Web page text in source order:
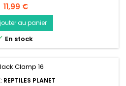
essentiel pour les espèces qui se
et pour celles qui vivent dans des
a une couleur chaude invitante et
Conçues pour fournir une...
Prix
11,99 €
au panier
En stock
REPTILES PLANET